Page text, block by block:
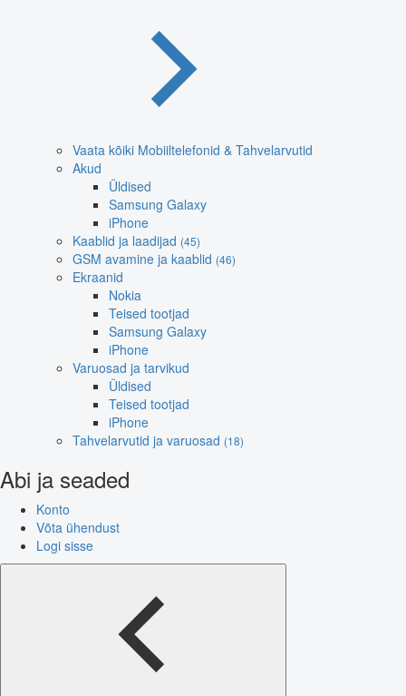
Vaata kõiki Mobiiltelefonid & Tahvelarvutid
Akud
Üldised
Samsung Galaxy
iPhone
Kaablid ja laadijad (45)
GSM avamine ja kaablid (46)
Ekraanid
Nokia
Teised tootjad
Samsung Galaxy
iPhone
Varuosad ja tarvikud
Üldised
Teised tootjad
iPhone
Tahvelarvutid ja varuosad (18)
Abi ja seaded
Konto
Võta ühendust
Logi sisse